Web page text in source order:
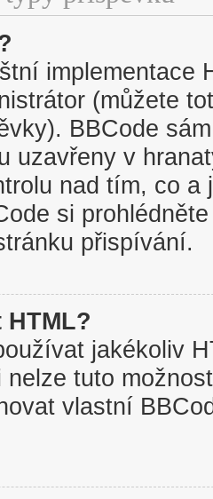
implementace
(můžete
BBCode
uzavřeny v
nad tím, co a
si
přispívání.
jakékoliv
tuto
vlastní